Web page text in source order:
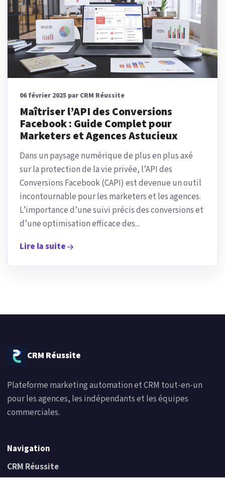
06 février 2025 par CRM Réussite
Maîtriser l’API des Conversions
Facebook : Guide Complet pour
Marketers et Agences Astucieux
Dans un paysage numérique de plus en plus axé
sur la protection de la vie privée, l’API des
Conversions Facebook (CAPI) est devenue un outil
incontournable pour les marketers et les agences.
L’importance d’une suivi précis des conversions et
d’une optimisation efficace des...
Lire la suite
CRM Réussite
Plateforme marketing automation et CRM tout-en-un
pour les agences, les indépendants et les équipes
commerciales.
Navigation
CRM Réussite